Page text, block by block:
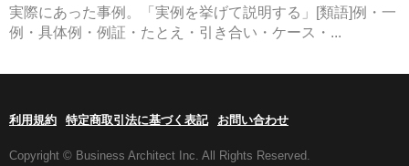
実際にあった事例。「実例を挙げて説明する」[類語]例・一
例・具体例・例証・たとえ・引き合い・ケース・...
利用規約 特定商取引法に基づく表記 お問い合わせ
Copyright © Business Architect Inc. All Rights Reserved.